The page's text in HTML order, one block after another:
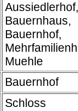
Aussiedlerhof,
Bauernhaus,
Bauernhof,
Muehle
Bauernhof
Schloss